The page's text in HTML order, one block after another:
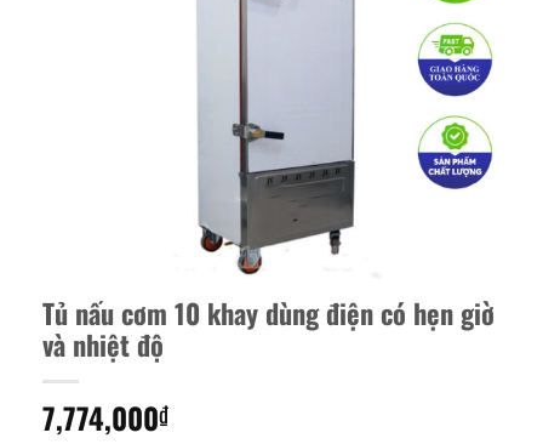
Tủ nấu cơm 10 khay dùng điện có hẹn giờ
và nhiệt độ
7,774,000₫